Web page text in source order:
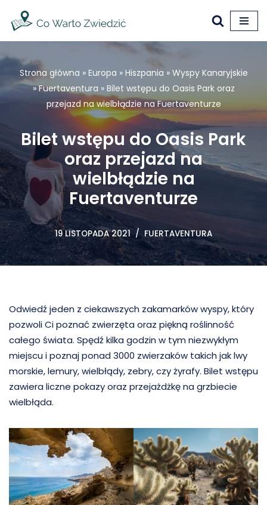
Przejdź
treści
Strona główna » Europa » Hiszpania » Wyspy Kanaryjskie
»Fuertaventura » Bilet wstępu do Oasis Park oraz
przejazd na wielbłądzie na Fuertaventurze
Bilet wstępu do Oasis Park
oraz przejazd na
wielbłądzie na
Fuertaventurze
19 LISTOPADA 2021 FUERTAVENTURA
Odwiedź jeden z ciekawszych zakamarków wyspy, który
pozwoli Ci poznać zwierzęta oraz piękną roślinność
całego świata. Spędź kilka godzin w tym niezwykłym
miejscu i poznaj ponad 3000 zwierzaków takich jak lwy
morskie, lemury, wielbłądy, zebry, czy żyrafy. Bilet wstępu
zawiera liczne pokazy oraz przejażdżkę na grzbiecie
wielbłąda.